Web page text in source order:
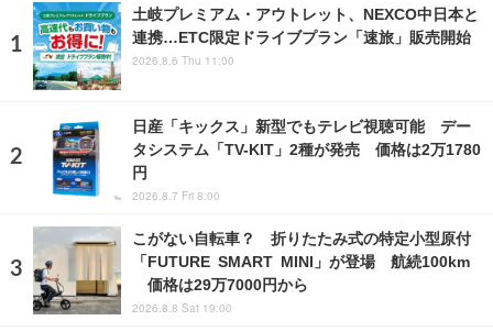
土岐プレミアム・アウトレット、NEXCO中日本と
連携…ETC限定ドライブプラン「速旅」販売開始
2026.8.6 Thu 11:00
日産「キックス」新型でもテレビ視聴可能 デー
タシステム「TV-KIT」2種が発売 価格は2万1780
円
2026.8.7 Fri 8:00
こがない自転車？ 折りたたみ式の特定小型原付
「FUTURE SMART MINI」が登場 航続100km
価格は29万7000円から
2026.8.8 Sat 19:00